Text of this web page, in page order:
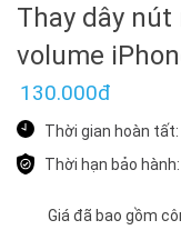
Thay dây
volume
130.000đ
Thời gian hoàn
Thời hạn bảo
Giá đã bao gồm